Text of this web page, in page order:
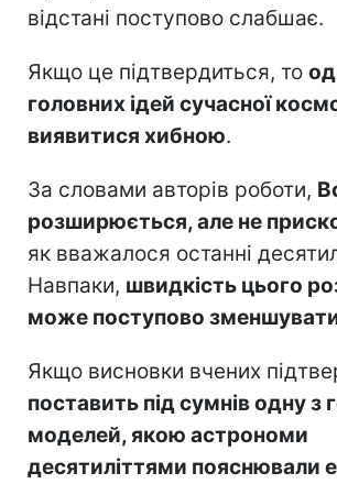
відстані поступово слабшає.
Якщо це підтвердиться, то
головних ідей сучасної
виявитися хибною.
За словами авторів роботи,
розширюється, але не
як вважалося останні
Навпаки, швидкість цього
може поступово
Якщо висновки вчених
поставить під сумнів одну з
моделей, якою астрономи
десятиліттями пояснювали